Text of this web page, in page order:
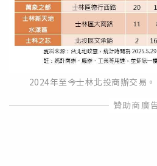
2024年至今士林北投商辦交易。